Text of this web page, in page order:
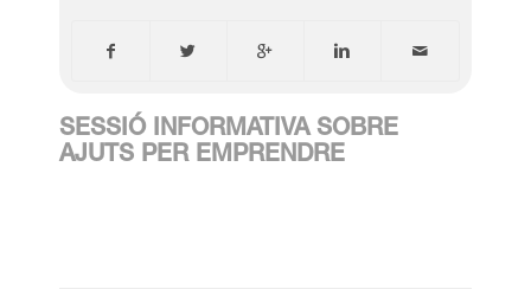
SESSIÓ INFORMATIVA SOBRE
AJUTS PER EMPRENDRE